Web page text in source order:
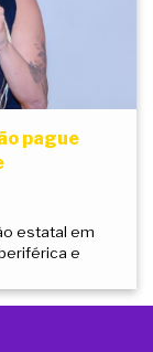
pague
estatal em
e